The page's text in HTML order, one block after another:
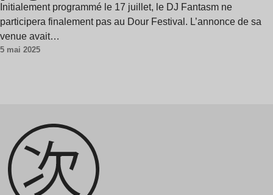
Initialement programmé le 17 juillet, le DJ Fantasm ne
participera finalement pas au Dour Festival. L’annonce de sa
venue avait…
5 mai 2025